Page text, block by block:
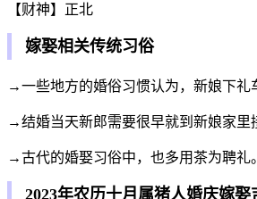
【财神】正北
嫁娶相关传统习俗
→一些地方的婚俗习惯认为，新娘下礼
→结婚当天新郎需要很早就到新娘家里
→古代的婚娶习俗中，也多用茶为聘礼
2023年农历十月属猪人婚庆嫁娶